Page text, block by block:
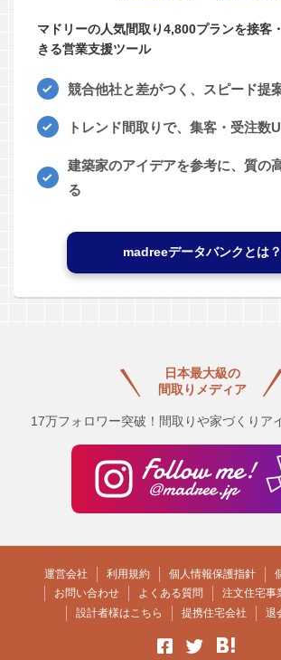
マドリーの人気間取り4,800プランを接客
きる営業支援ツール
競合他社と差がつく、スピード提
トレンド間取りで、集客・受注数
建築家のアイデアを参考に、質の
る
madreeデータバンクとは？
日本最大級の
間取りメディア
17万フォロワー突破！間取りや家づくりア
運営会社 利用規約 個人情報保護指針
お問い合わせ
よくある質問
注文住宅事
設計者様はこちら
提携住宅会社 退